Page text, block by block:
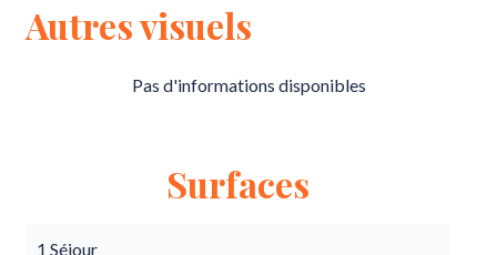
Autres visuels
Pas d'informations disponibles
Surfaces
1 Séjour